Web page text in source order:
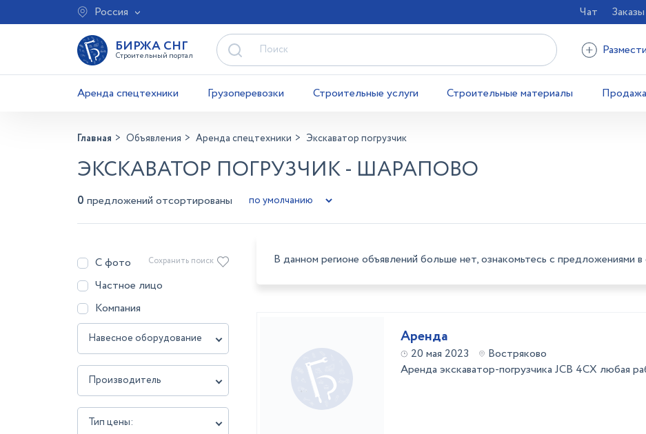
Россия Чат Заказы
БИРЖА СНГ
Строительный портал
Аренда спецтехники Грузоперевозки Строительные услуги Строительные материалы
Главная Объявления Аренда спецтехники Экскаватор погрузчик
ЭКСКАВАТОР ПОГРУЗЧИК - ШАРАПОВО
0 предложений отсортированы
С фото
Частное лицо
Компания
Навесное оборудование
Производитель
Тип цены:
Сохранить поиск В данном регионе объявлений больше нет, ознакомьтесь с предложениями в
Аренда
20 мая 2023
Востряково
Аренда экскаватор-погрузчика JCB 4CX любая